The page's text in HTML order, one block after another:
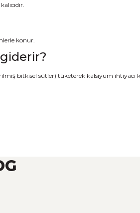
konur.
bitkisel sütler) tüketerek kalsiyum ihtiyacı